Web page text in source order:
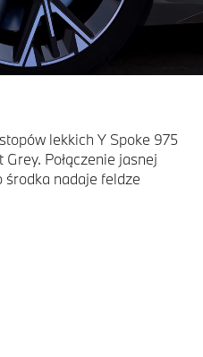
lekkich Y Spoke 975
Połączenie jasnej
nadaje feldze